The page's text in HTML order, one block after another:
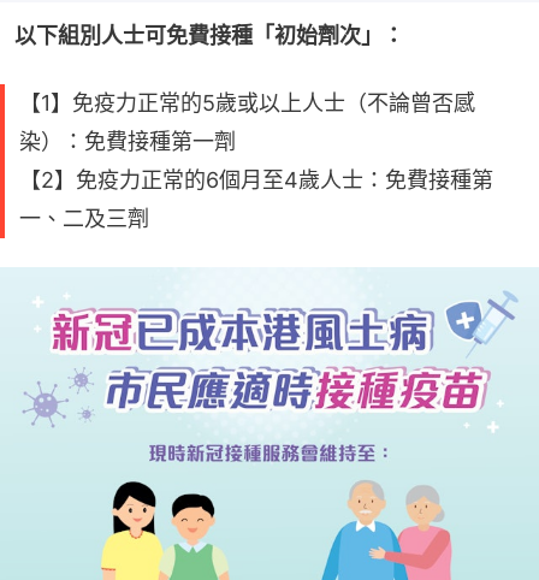
以下組別人士可免費接種「初始劑次」：
【1】免疫力正常的5歲或以上人士（不論曾否感
染）：免費接種第一劑
【2】免疫力正常的6個月至4歲人士：免費接種第
一、二及三劑